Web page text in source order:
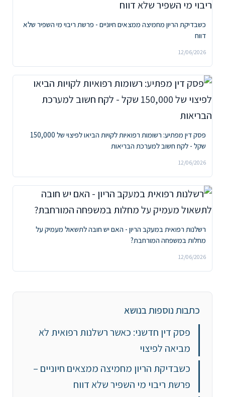
כשבדיקת הריון מחמיצה ממצאים חיוניים - פרשת ריבוי מי השפיר שלא
דווח
12/06/2026
פסק דין מפתיע: רשומות רפואיות לקויות הביאו לפיצוי של 150,000
שקל - לקח חשוב למערכת הבריאות
12/06/2026
רשלנות רפואית במעקב הריון - האם יש חובה לתשאול מעמיק על
מחלות במשפחה המורחבת?
12/06/2026
כתבות נוספות בנושא
פסק דין חדשני: כאשר רשלנות רפואית לא
מביאה לפיצוי
כשבדיקת הריון מחמיצה ממצאים חיוניים –
פרשת ריבוי מי השפיר שלא דווח